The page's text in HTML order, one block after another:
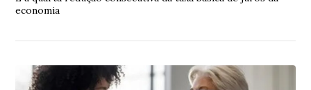
economia